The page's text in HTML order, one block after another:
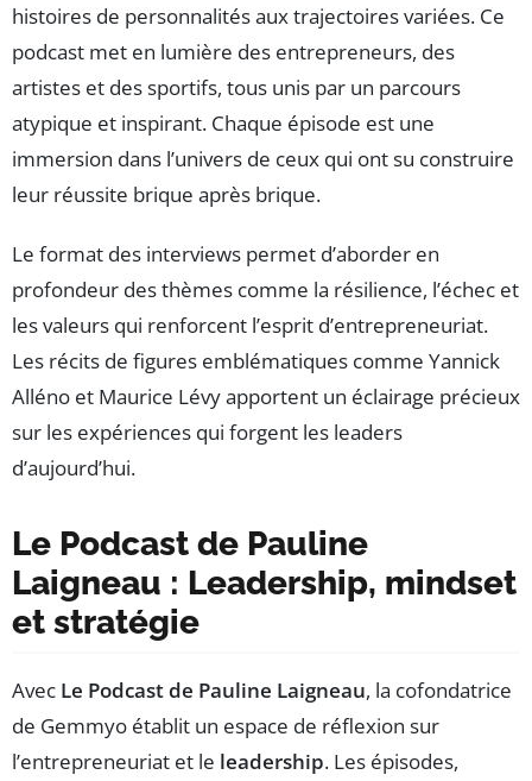
histoires de personnalités aux trajectoires variées. Ce
podcast met en lumière des entrepreneurs, des
artistes et des sportifs, tous unis par un parcours
atypique et inspirant. Chaque épisode est une
immersion dans l’univers de ceux qui ont su construire
leur réussite brique après brique.
Le format des interviews permet d’aborder en
profondeur des thèmes comme la résilience, l’échec et
les valeurs qui renforcent l’esprit d’entrepreneuriat.
Les récits de figures emblématiques comme Yannick
Alléno et Maurice Lévy apportent un éclairage précieux
sur les expériences qui forgent les leaders
d’aujourd’hui.
Le Podcast de Pauline
Laigneau : Leadership, mindset
et stratégie
Avec Le Podcast de Pauline Laigneau, la cofondatrice
de Gemmyo établit un espace de réflexion sur
l’entrepreneuriat et le leadership. Les épisodes,